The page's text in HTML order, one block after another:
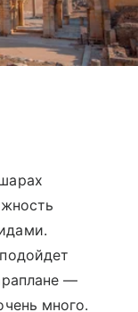
—
много.